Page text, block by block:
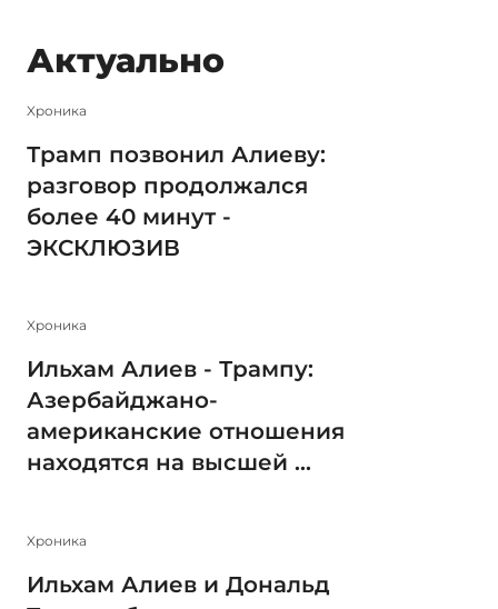
Актуально
Xроника
Трамп позвонил Алиеву:
разговор продолжался
более 40 минут -
ЭКСКЛЮЗИВ
Xроника
Ильхам Алиев - Трампу:
Азербайджано-
американские отношения
находятся на высшей ...
Xроника
Ильхам Алиев и Дональд